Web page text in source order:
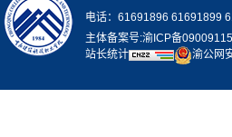
电话：61691896 61691899
主体备案号:渝ICP备
站长统计
渝公网